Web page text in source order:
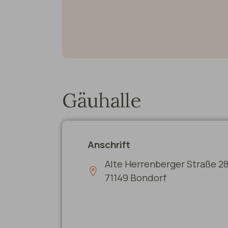
Gäuhalle
Anschrift
Alte Herrenberger Straße
71149 Bondorf